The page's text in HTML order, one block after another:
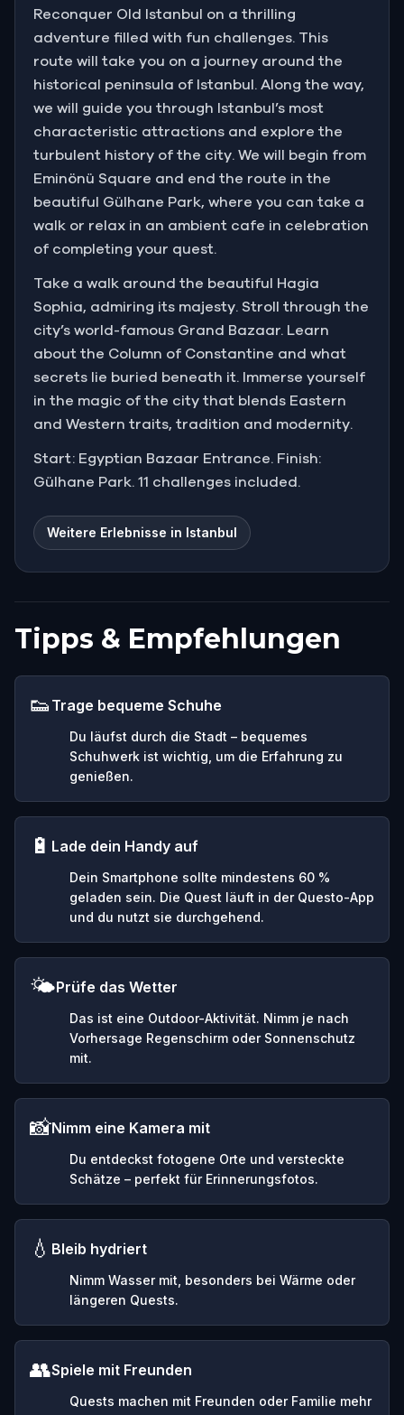
Reconquer Old Istanbul on a thrilling
adventure filled with fun challenges. This
route will take you on a journey around the
historical peninsula of Istanbul. Along the way,
we will guide you through Istanbul’s most
characteristic attractions and explore the
turbulent history of the city. We will begin from
Eminönü Square and end the route in the
beautiful Gülhane Park, where you can take a
walk or relax in an ambient cafe in celebration
of completing your quest.
Take a walk around the beautiful Hagia
Sophia, admiring its majesty. Stroll through the
city’s world-famous Grand Bazaar. Learn
about the Column of Constantine and what
secrets lie buried beneath it. Immerse yourself
in the magic of the city that blends Eastern
and Western traits, tradition and modernity.
Start: Egyptian Bazaar Entrance. Finish:
Gülhane Park. 11 challenges included.
Weitere Erlebnisse in Istanbul
Tipps & Empfehlungen
👟 Trage bequeme Schuhe
Du läufst durch die Stadt – bequemes
Schuhwerk ist wichtig, um die Erfahrung zu
genießen.
🔋 Lade dein Handy auf
Dein Smartphone sollte mindestens 60 %
geladen sein. Die Quest läuft in der Questo-App
und du nutzt sie durchgehend.
🌤️Prüfe das Wetter
Das ist eine Outdoor-Aktivität. Nimm je nach
Vorhersage Regenschirm oder Sonnenschutz
mit.
📸Nimm eine Kamera mit
Du entdeckst fotogene Orte und versteckte
Schätze – perfekt für Erinnerungsfotos.
💧 Bleib hydriert
Nimm Wasser mit, besonders bei Wärme oder
längeren Quests.
👥Spiele mit Freunden
Quests machen mit Freunden oder Familie mehr